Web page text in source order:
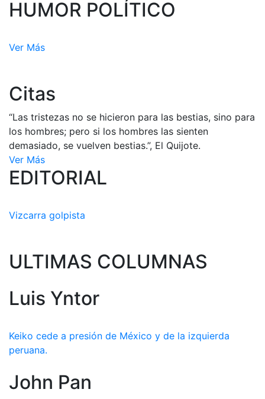
HUMOR POLÍTICO
Ver Más
Citas
“Las tristezas no se hicieron para las bestias, sino para
los hombres; pero si los hombres las sienten
demasiado, se vuelven bestias.”, El Quijote.
Ver Más
EDITORIAL
Vizcarra golpista
ULTIMAS COLUMNAS
Luis Yntor
Keiko cede a presión de México y de la izquierda
peruana.
John Pan